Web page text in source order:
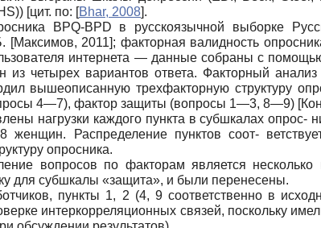
[цит. по: [Bhar, 2008].
BPQ-BPD в русскоязычной выборке
[Максимов, 2011]; факторная валидность
интернета — данные собраны с
из четырех вариантов ответа. Факторный
вышеописанную трехфакторную структуру
4—7), фактор защиты (вопросы 1—3, 8—9) [
нагрузки каждого пункта в субшкалах
женщин. Распределение пунктов соот-
опросника.
вопросов по факторам является
для субшкалы «защита», и были перенесены.
пункты 1, 2 (4, 9 соответственно в
интеркорреляционных связей, поскольку